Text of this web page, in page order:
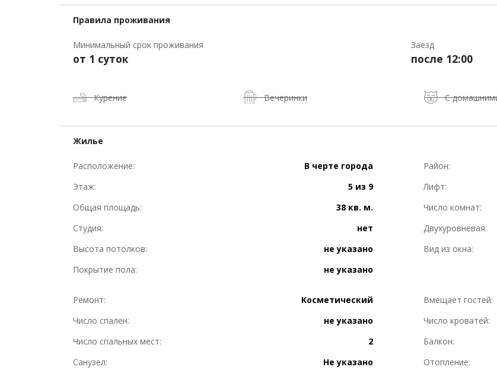
Правила проживания
Минимальный срок проживания
от 1 суток
Заезд
после 12:00
Курение Вечеринки С
Жилье
Расположение: В черте города Район:
Этаж:
5 из 9 Лифт:
Общая площадь:
38 кв. м. Число комнат:
Студия:
нет Двухуровневая:
Высота потолков:
не указано Вид из окна:
Покрытие пола:
не указано
Ремонт: Косметический Вмещает гостей:
Число спален:
не указано Число кроватей:
Число спальных мест:
2 Балкон:
Санузел:
Не указано Отопление: